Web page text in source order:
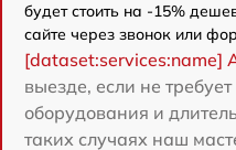
будет стоить на -15%
сайте через звонок или
[dataset:services:name]
выезде, если не
оборудования и
таких случаях наш